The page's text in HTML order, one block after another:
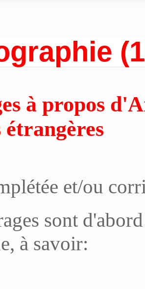
à propos
étrangères
et/ou
sont
à savoir: